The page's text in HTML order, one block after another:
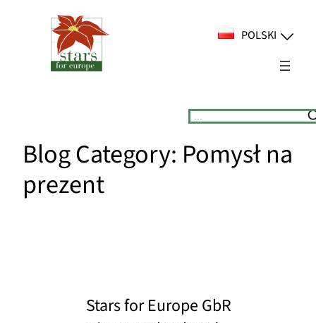
POLSKI
Suchen
Blog Category: Pomysł na
prezent
Stars for Europe GbR